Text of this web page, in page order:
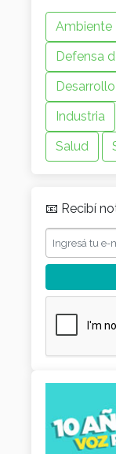
Ambiente
Defensa
Industria
Salud
📧 Recibí